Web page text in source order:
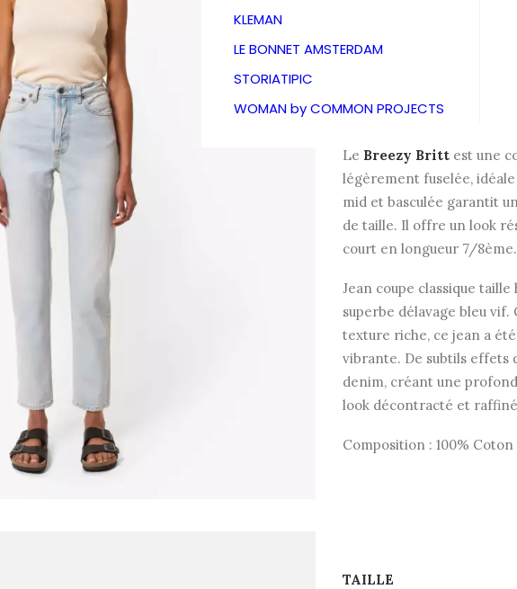
KLEMAN
LE BONNET AMSTERDAM
STORIATIPIC
WOMAN by COMMON PROJECTS
189,00
Mom Jeans
Le Breezy Britt est une
légèrement fuselée,
mid et basculée garantit
de taille. Il offre un look
court en longueur 7/8ème.
Jean coupe classique taille
superbe délavage bleu
texture riche, ce jean a
vibrante. De subtils effets
denim, créant une
look décontracté et
Composition : 100% Coton
TAILLE